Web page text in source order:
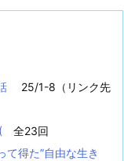
25/1-8（リンク先
全23回
得た”自由な生き